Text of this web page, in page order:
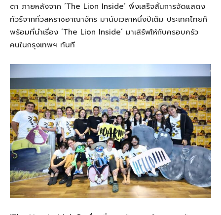
ตา ภายหลังจาก ‘The Lion Inside’ พึ่งเสร็จสิ้นการจัดแสดง
ทัวร์จากทั่วสหราชอาณาจักร มานับเวลาหนึ่งปีเต็ม ประเทศไทยก็
พร้อมที่นำเรื่อง ‘The Lion Inside’ มาเสิร์ฟให้กับครอบครัว
คนในกรุงเทพฯ ทันที